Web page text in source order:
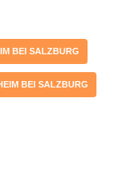
BEI SALZBURG
BEI SALZBURG